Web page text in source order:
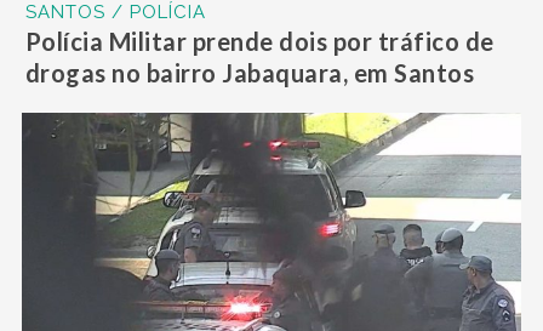
SANTOS / POLÍCIA
Polícia Militar prende dois por tráfico de
drogas no bairro Jabaquara, em Santos